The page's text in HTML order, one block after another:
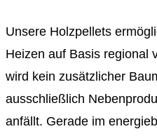
Unsere Holzpellets
Heizen auf Basis regional
wird kein zusätzlicher
ausschließlich
anfällt. Gerade im